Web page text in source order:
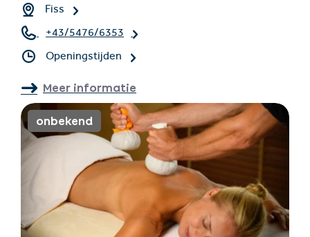
Fiss
+43/5476/6353
Openingstijden
Meer informatie
onbekend